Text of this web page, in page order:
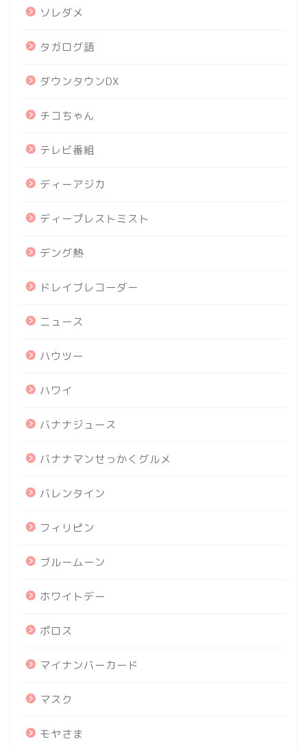
ソレダメ
タガログ語
ダウンタウンDX
チコちゃん
テレビ番組
ディーアジカ
ディープレストミスト
デング熱
ドレイブレコーダー
ニュース
ハウツー
ハワイ
バナナジュース
バナナマンせっかくグルメ
バレンタイン
フィリピン
ブルームーン
ホワイトデー
ポロス
マイナンバーカード
マスク
モヤさま